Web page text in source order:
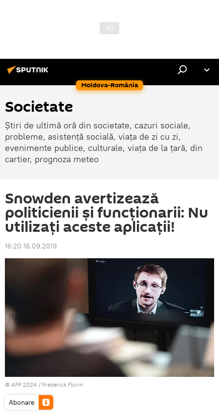
Moldova-România
Societate
Știri de ultimă oră din societate, cazuri sociale,
probleme, asistență socială, viața de zi cu zi,
evenimente publice, culturale, viața de la țară, din
cartier, prognoza meteo
Snowden avertizează
politicienii și funcționarii: Nu
utilizați aceste aplicații!
16:20 16.09.2019
© AFP 2024 / Frederick Florin
Abonare